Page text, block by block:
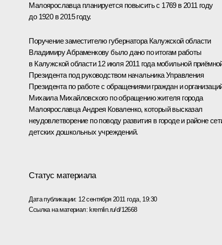
Малоярославца планируется повысить с 1769 в 2011 году
до 1920 в 2015 году.
Поручение заместителю губернатора Калужской области
Владимиру Абраменкову было дано по итогам работы
в Калужской области 12 июля 2011 года мобильной
Президента под руководством начальника Управления
Президента по работе с обращениями граждан и
Михаила Михайловского по обращению жителя города
Малоярославца Андрея Коваленко, который высказал
неудовлетворение по поводу развития в городе и районе
детских дошкольных учреждений.
Статус материала
Дата публикации: 12 сентября 2011 года, 19:30
Ссылка на материал:kremlin.ru/d/12668